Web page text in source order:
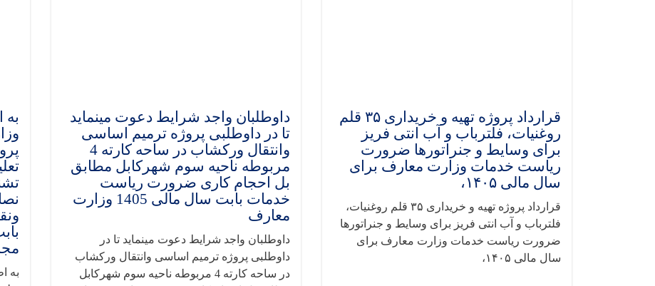
قرارداد پروژه تهیه و خریداری ۳۵ قلم
روغنیات، فلترباب و آب انتی فریز
برای وسایط و جنراتورها ضرورت
ریاست خدمات وزارت معارف برای
سال مالی ۱۴۰۵،
قرارداد پروژه تهیه و خریداری ۳۵ قلم روغنیات،
فلترباب و آب انتی فریز برای وسایط و جنراتورها
ضرورت ریاست خدمات وزارت معارف برای
سال مالی ۱۴۰۵،
داوطلبان واجد شرایط دعوت مینماید
تا در داوطلبی پروژه ترمیم اساسی
وانتقال ورکشاب در ساحه کارته 4
مربوطه ناحیه سوم شهرکابل مطابق
بل احجام کاری ضرورت ریاست
خدمات بابت سال مالی 1405 وزارت
معارف
داوطلبان واجد شرایط دعوت مینماید تا در
داوطلبی پروژه ترمیم اساسی وانتقال ورکشاب
در ساحه کارته 4 مربوطه ناحیه سوم شهرکابل
به
به